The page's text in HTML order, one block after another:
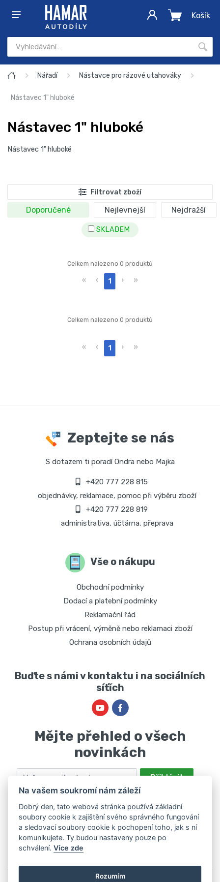
Košík
Nářadí Nástavce pro rázové utahováky
Nástavec 1" hluboké
Nástavec 1" hluboké
Nástavec 1" hluboké
Filtrovat zboží
Doporučené Nejlevnejší Nejdražší
SKLADEM
Celkem nalezeno 0 produktů
« ‹ 1 › »
Celkem nalezeno 0 produktů
« ‹ 1 › »
Zeptejte se nás
S dotazem ti poradí Ondra nebo Majka
+420 777 228 815
objednávky, reklamace, pomoc při výběru zboží
+420 777 228 819
administrativa, účtárna, přeprava
Vše o nákupu
Obchodní podmínky
Dodací a platební podmínky
Reklamační řád
Postup při vrácení, výměně nebo reklamaci zboží
Ochrana osobních údajů
Buďte s námi v kontaktu i na sociálních
síťích
Mějte přehled o všech
novinkách
Email Přihlásit
Odesláním souhlasíte se zpracováním osobních údajů za účelem
nabízení a zpracování marketingových nabídek společností Marie
Haščáková, IČ: 48488861 se sídlem Bánov 697. Máte právo svůj
souhlas odvolat. Více informací vzásadách zpracování osobních
údajů.
Na vašem soukromí nám záleží
Dobrý den, tato webová stránka používá základní
soubory cookie k zajištění svého správného fungování
a sledovací soubory cookie k pochopení toho, jak s ní
komunikujete. Ty budou nastaveny pouze po
schválení.Více zde
Rozumím